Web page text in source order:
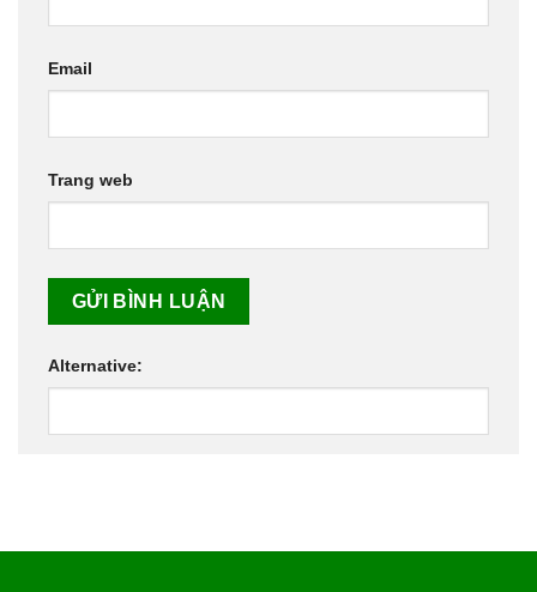
Email
Trang web
Alternative: